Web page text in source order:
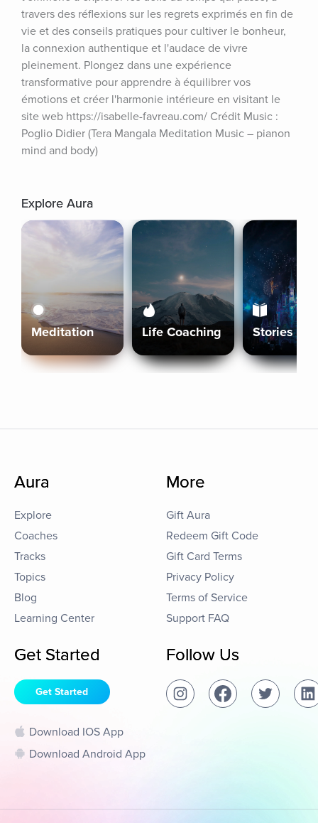
travers des réflexions sur les regrets exprimés en fin de
vie et des conseils pratiques pour cultiver le bonheur,
la connexion authentique et l'audace de vivre
pleinement. Plongez dans une expérience
transformative pour apprendre à équilibrer vos
émotions et créer l'harmonie intérieure en visitant le
site web https://isabelle-favreau.com/ Crédit Music :
Poglio Didier (Tera Mangala Meditation Music – pianon
mind and body)
Explore Aura
Meditation Life Coaching Stories
Aura
Explore
Coaches
Tracks
Topics
Blog
Learning Center
More
Gift Aura
Redeem Gift Code
Gift Card Terms
Privacy Policy
Terms of Service
Support FAQ
Get Started
Get Started
Download IOS App
Download Android App
Follow Us